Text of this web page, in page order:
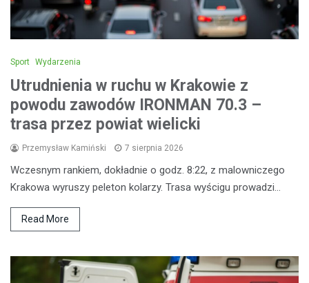
Sport Wydarzenia
Utrudnienia w ruchu w Krakowie z
powodu zawodów IRONMAN 70.3 –
trasa przez powiat wielicki
Przemysław Kamiński 7 sierpnia 2026
Wczesnym rankiem, dokładnie o godz. 8:22, z malowniczego
Krakowa wyruszy peleton kolarzy. Trasa wyścigu prowadzi…
Read More